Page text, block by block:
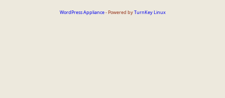
WordPress Appliance- Powered byTurnKey Linux